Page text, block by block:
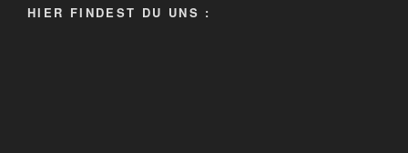
HIER FINDEST DU UNS :